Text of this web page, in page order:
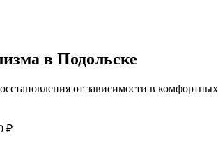
в Подольске
от зависимости в
₽